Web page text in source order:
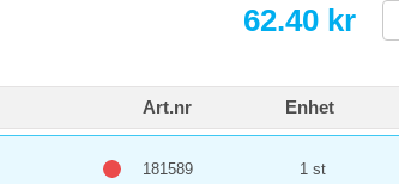
62.40 kr
Art.nr Enhet
181589 1 st